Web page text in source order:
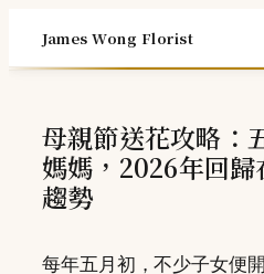
content
James Wong Florist
母親節送花攻略：
媽媽，2026年回
趨勢
每年五月初，不少子女便